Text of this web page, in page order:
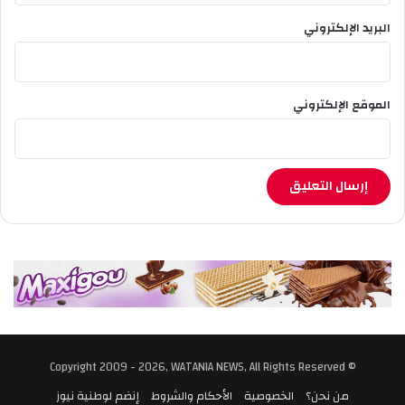
البريد الإلكتروني
الموقع الإلكتروني
© Copyright 2009 - 2026, WATANIA NEWS, All Rights Reserved
من نحن؟
الخصوصية الأحكام والشروط إنضم لوطنية نيوز